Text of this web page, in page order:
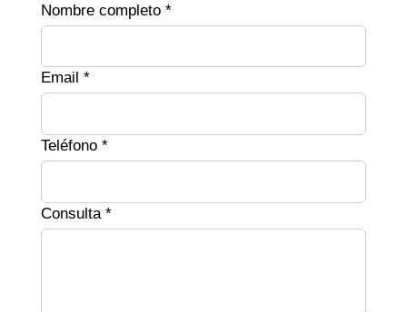
Nombre completo *
Email *
Teléfono *
Consulta *